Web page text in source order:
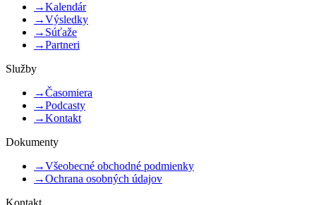
→Kalendár
→Výsledky
→ Súťaže
→Partneri
Služby
→Časomiera
→Podcasty
→Kontakt
Dokumenty
→Všeobecné obchodné podmienky
→Ochrana osobných údajov